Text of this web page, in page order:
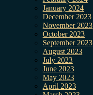
January 2024
December 2023
November 2023
October 2023
September 2023
August 2023
July 2023
June 2023
May 2023
April 2023